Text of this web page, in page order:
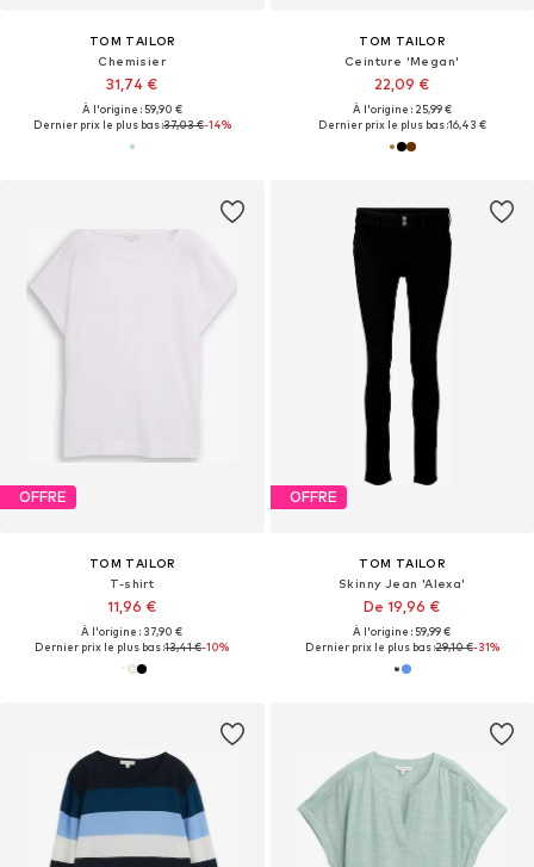
TOM TAILOR
Chemisier
31,74 €
À l'origine : 59,90 €
Dernier prix le plus bas :37,03 €-14%
TOM TAILOR
Ceinture 'Megan'
22,09 €
À l'origine : 25,99 €
Dernier prix le plus bas :16,43 €
OFFRE
TOM TAILOR
T-shirt
11,96 €
À l'origine : 37,90 €
Dernier prix le plus bas :13,41 €-10%
OFFRE
TOM TAILOR
Skinny Jean 'Alexa'
De 19,96 €
À l'origine : 59,99 €
Dernier prix le plus bas :29,10 €-31%